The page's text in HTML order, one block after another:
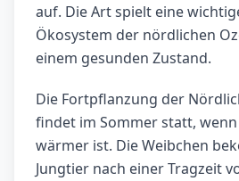
auf. Die Art spielt eine
Ökosystem der nördlichen
einem gesunden Zustand.
Die Fortpflanzung der
findet im Sommer statt, wenn
wärmer ist. Die Weibchen
Jungtier nach einer Tragzeit